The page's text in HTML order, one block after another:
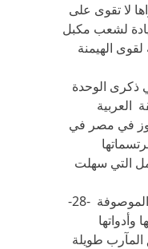
لا تقوى على
لشعب مكبل
الهيمنة
الوحدة
العربية
بسورية وثورة 23تموز في مصر في
التي سهلت
على الوحدة بجريمة الانفصال الموصوفة -28-
وأدواتها
المآرب طويلة